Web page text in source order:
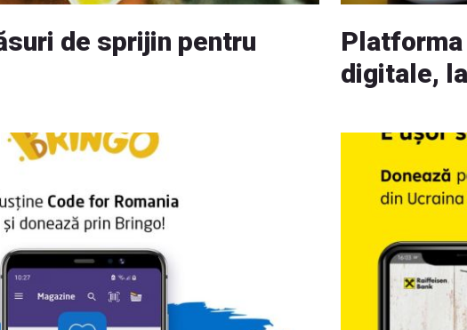
de sprijin pentru
Platforma
digitale,